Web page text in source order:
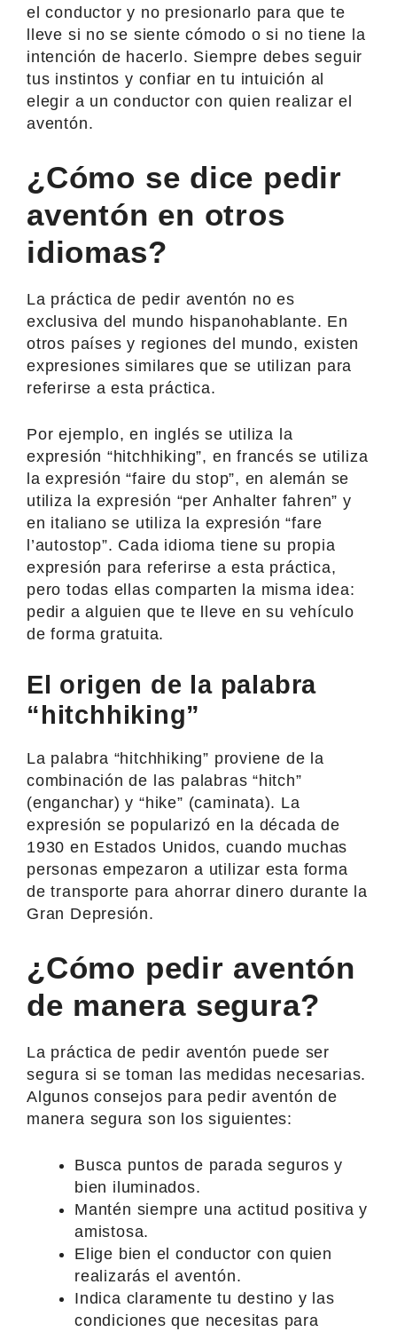
el conductor y no presionarlo para que te
lleve si no se siente cómodo o si no tiene la
intención de hacerlo. Siempre debes seguir
tus instintos y confiar en tu intuición al
elegir a un conductor con quien realizar el
aventón.
¿Cómo se dice pedir
aventón en otros
idiomas?
La práctica de pedir aventón no es
exclusiva del mundo hispanohablante. En
otros países y regiones del mundo, existen
expresiones similares que se utilizan para
referirse a esta práctica.
Por ejemplo, en inglés se utiliza la
expresión “hitchhiking”, en francés se utiliza
la expresión “faire du stop”, en alemán se
utiliza la expresión “per Anhalter fahren” y
en italiano se utiliza la expresión “fare
l’autostop”. Cada idioma tiene su propia
expresión para referirse a esta práctica,
pero todas ellas comparten la misma idea:
pedir a alguien que te lleve en su vehículo
de forma gratuita.
El origen de la palabra
“hitchhiking”
La palabra “hitchhiking” proviene de la
combinación de las palabras “hitch”
(enganchar) y “hike” (caminata). La
expresión se popularizó en la década de
1930 en Estados Unidos, cuando muchas
personas empezaron a utilizar esta forma
de transporte para ahorrar dinero durante la
Gran Depresión.
¿Cómo pedir aventón
de manera segura?
La práctica de pedir aventón puede ser
segura si se toman las medidas necesarias.
Algunos consejos para pedir aventón de
manera segura son los siguientes:
Busca puntos de parada seguros y
bien iluminados.
Mantén siempre una actitud positiva y
amistosa.
Elige bien el conductor con quien
realizarás el aventón.
Indica claramente tu destino y las
condiciones que necesitas para